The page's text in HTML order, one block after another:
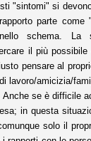
"sintomi" si
parte come
schema. La
il più
pensare al
lavoro/amicizia/
se è difficile
in questa
solo il